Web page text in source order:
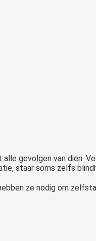
gevolgen van dien.
staar soms zelfs
ze nodig om